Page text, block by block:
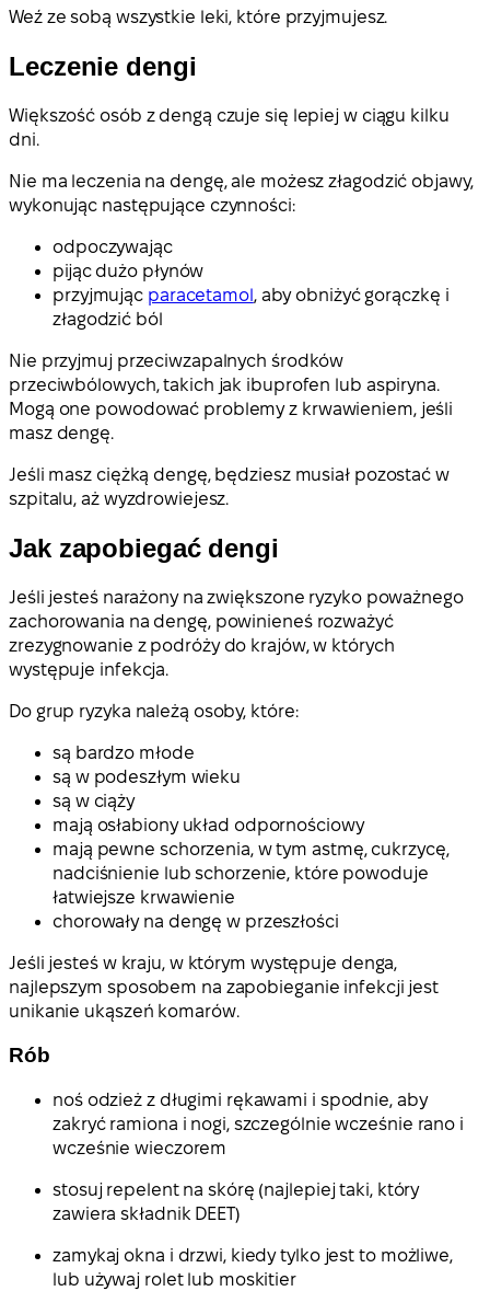
Weź ze sobą wszystkie leki, które przyjmujesz.
Leczenie dengi
Większość osób z dengą czuje się lepiej w ciągu kilku
dni.
Nie ma leczenia na dengę, ale możesz złagodzić objawy,
wykonując następujące czynności:
odpoczywając
pijąc dużo płynów
przyjmując paracetamol, aby obniżyć gorączkę i
złagodzić ból
Nie przyjmuj przeciwzapalnych środków
przeciwbólowych, takich jak ibuprofen lub aspiryna.
Mogą one powodować problemy z krwawieniem, jeśli
masz dengę.
Jeśli masz ciężką dengę, będziesz musiał pozostać w
szpitalu, aż wyzdrowiejesz.
Jak zapobiegać dengi
Jeśli jesteś narażony na zwiększone ryzyko poważnego
zachorowania na dengę, powinieneś rozważyć
zrezygnowanie z podróży do krajów, w których
występuje infekcja.
Do grup ryzyka należą osoby, które:
są bardzo młode
są w podeszłym wieku
są w ciąży
mają osłabiony układ odpornościowy
mają pewne schorzenia, w tym astmę, cukrzycę,
nadciśnienie lub schorzenie, które powoduje
łatwiejsze krwawienie
chorowały na dengę w przeszłości
Jeśli jesteś w kraju, w którym występuje denga,
najlepszym sposobem na zapobieganie infekcji jest
unikanie ukąszeń komarów.
Rób
noś odzież z długimi rękawami i spodnie, aby
zakryć ramiona i nogi, szczególnie wcześnie rano i
wcześnie wieczorem
stosuj repelent na skórę (najlepiej taki, który
zawiera składnik DEET)
zamykaj okna i drzwi, kiedy tylko jest to możliwe,
lub używaj rolet lub moskitier